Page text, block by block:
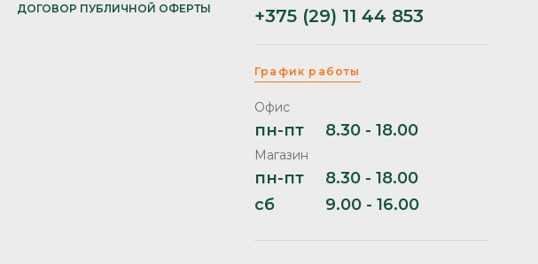
ДОГОВОР ПУБЛИЧНОЙ ОФЕРТЫ +375 (29) 11 44 853
График работы
Офис
пн-пт 8.30 - 18.00
Магазин
пн-пт
8.30 - 18.00
сб
9.00 - 16.00